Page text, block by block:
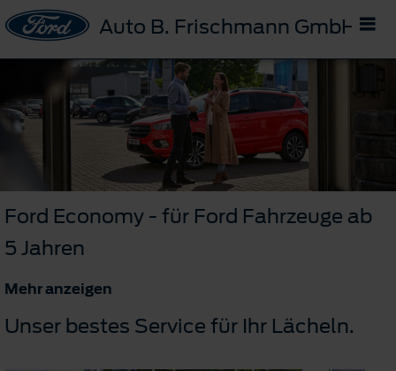
Auto B. Frischmann GmbH
Ford Economy - für Ford Fahrzeuge ab
5 Jahren
Mehr anzeigen
Unser bestes Service für Ihr Lächeln.